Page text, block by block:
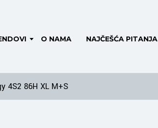
O NAMA NAJČEŠĆA PITANJA
4S2 86H XL M+S